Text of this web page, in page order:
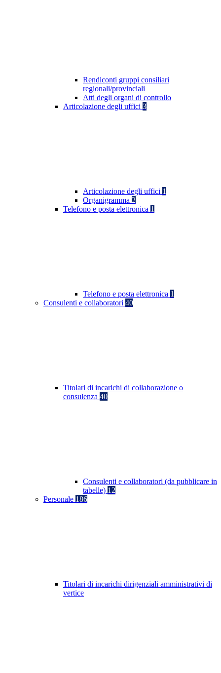
Rendiconti gruppi consiliari
regionali/provinciali
Atti degli organi di controllo
Articolazione degli uffici 3
Articolazione degli uffici 1
Organigramma 2
Telefono e posta elettronica 1
Telefono e posta elettronica 1
Consulenti e collaboratori 40
Titolari di incarichi di collaborazione o
consulenza 40
Consulenti e collaboratori (da pubblicare in
tabelle) 12
Personale 186
Titolari di incarichi dirigenziali amministrativi di
vertice